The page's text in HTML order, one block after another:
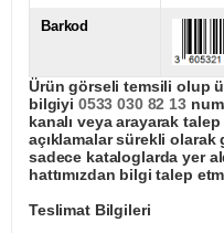
Barkod
Ürün görseli temsili olup
bilgiyi 0533 030 82 13
kanalı veya arayarak
açıklamalar sürekli olarak
sadece kataloglarda yer
hattımızdan bilgi talep
Teslimat Bilgileri